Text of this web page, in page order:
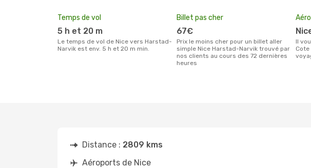
Temps de vol
5 h et 20 m
Le temps de vol de Nice vers Harstad-
Narvik est env. 5 h et 20 m min.
Billet pas cher
67€
Prix le moins cher pour un billet aller
simple Nice Harstad-Narvik trouvé par
nos clients au cours des 72 dernières
heures
Il vous faudra rejoindre l'aéroport Nice
Distance : 2809 kms
Aéroports de Nice